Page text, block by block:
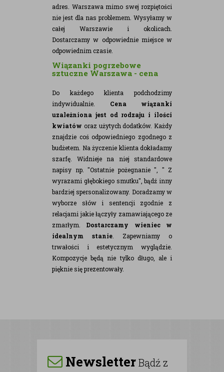
adres. Warszawa mimo swej rozpiętości
nie jest dla nas problemem. Wysyłamy w
całej Warszawie i okolicach.
Dostarczamy w odpowiednie miejsce w
odpowiednim czasie.
Wiązanki pogrzebowe
sztuczne Warszawa - cena
Do każdego klienta podchodzimy
indywidualnie. Cena wiązanki
uzależniona jest od rodzaju i ilości
kwiatów oraz użytych dodatków. Każdy
znajdzie coś odpowiedniego zgodnego z
budżetem. Na życzenie klienta dokładamy
szarfę. Widnieje na niej standardowe
napisy np. "Ostatnie pożegnanie ", " Z
wyrazami głębokiego smutku", bądź inny
bardziej spersonalizowany. Doradzamy w
wyborze słów i sentencji zgodnie z
relacjami jakie łączyły zamawiającego ze
zmarłym. Dostarczamy wieniec w
idealnym stanie . Zapewniamy o
trwałości i estetycznym wyglądzie.
Kompozycje będą nie tylko długo, ale i
pięknie się prezentowały.
NewsletterBądź z